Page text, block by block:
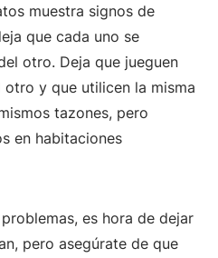
muestra signos de
que cada uno se
otro. Deja que jueguen
y que utilicen la misma
tazones, pero
en habitaciones
es hora de dejar
pero asegúrate de que